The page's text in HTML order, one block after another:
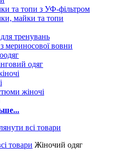
та топи з УФ-фільтром
майки та топи
тренувань
мериносової вовни
одяг
жіночі
товари Жіночий одяг